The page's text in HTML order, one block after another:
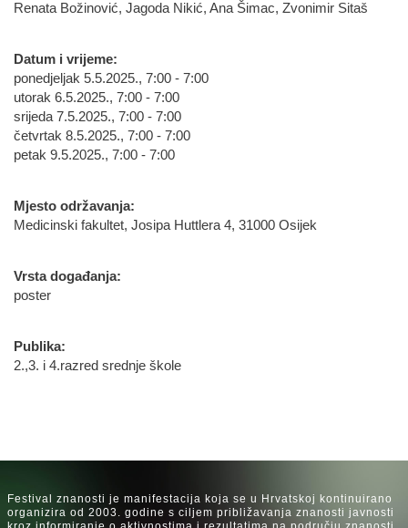
Renata Božinović, Jagoda Nikić, Ana Šimac, Zvonimir Sitaš
Datum i vrijeme:
ponedjeljak 5.5.2025., 7:00 - 7:00
utorak 6.5.2025., 7:00 - 7:00
srijeda 7.5.2025., 7:00 - 7:00
četvrtak 8.5.2025., 7:00 - 7:00
petak 9.5.2025., 7:00 - 7:00
Mjesto održavanja:
Medicinski fakultet, Josipa Huttlera 4, 31000 Osijek
Vrsta događanja:
poster
Publika:
2.,3. i 4.razred srednje škole
Festival znanosti je manifestacija koja se u Hrvatskoj kontinuirano
organizira od 2003. godine s ciljem približavanja znanosti javnosti